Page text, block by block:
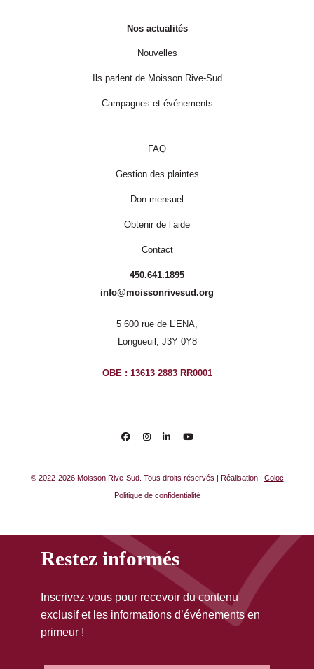
Nos actualités
Nouvelles
Ils parlent de Moisson Rive-Sud
Campagnes et événements
FAQ
Gestion des plaintes
Don mensuel
Obtenir de l’aide
Contact
450.641.1895
info@moissonrivesud.org
5 600 rue de L’ENA,
Longueuil, J3Y 0Y8
OBE : 13613 2883 RR0001
© 2022-2026 Moisson Rive-Sud. Tous droits réservés | Réalisation : Coloc
Politique de confidentialité
Restez informés
Inscrivez-vous pour recevoir du contenu
exclusif et les informations d’événements en
primeur !